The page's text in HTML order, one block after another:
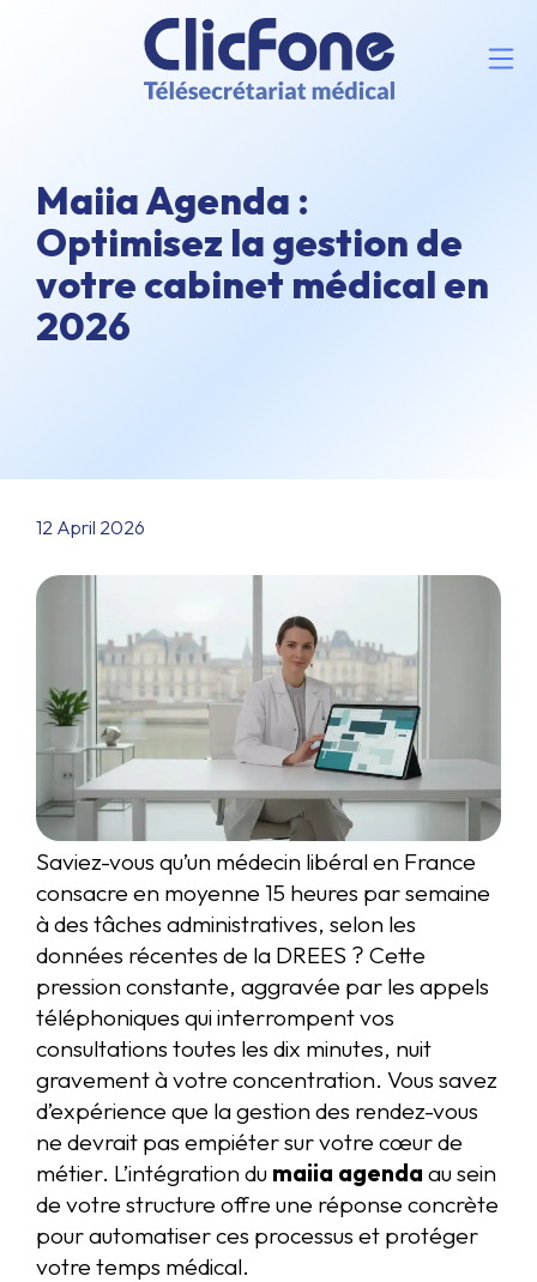
Maiia Agenda :
Optimisez la gestion de
votre cabinet médical en
2026
12 April 2026
Saviez-vous qu’un médecin libéral en France
consacre en moyenne 15 heures par semaine
à des tâches administratives, selon les
données récentes de la DREES ? Cette
pression constante, aggravée par les appels
téléphoniques qui interrompent vos
consultations toutes les dix minutes, nuit
gravement à votre concentration. Vous savez
d’expérience que la gestion des rendez-vous
ne devrait pas empiéter sur votre cœur de
métier. L’intégration du maiia agenda au sein
de votre structure offre une réponse concrète
pour automatiser ces processus et protéger
votre temps médical.